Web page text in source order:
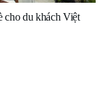
cho du khách Việt